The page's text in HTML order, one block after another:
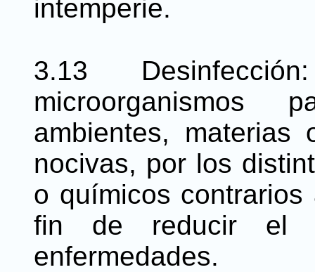
intemperie.
3.13
ambientes,
nocivas, por los
o químicos
fin de reducir el
enfermedades.